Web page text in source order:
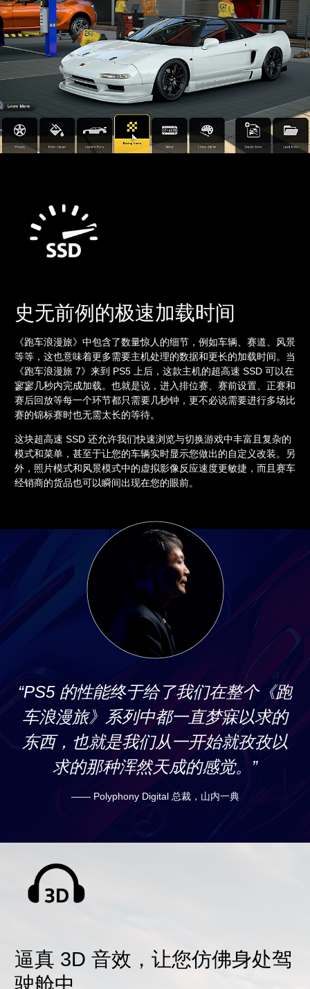
史无前例的极速加载时间
《跑车浪漫旅》中包含了数量惊人的细节，例如车辆、赛道、风景
等等，这也意味着更多需要主机处理的数据和更长的加载时间。当
《跑车浪漫旅 7》来到 PS5 上后，这款主机的超高速 SSD 可以在
寥寥几秒内完成加载。也就是说，进入排位赛、赛前设置、正赛和
赛后回放等每一个环节都只需要几秒钟，更不必说需要进行多场比
赛的锦标赛时也无需太长的等待。
这块超高速 SSD 还允许我们快速浏览与切换游戏中丰富且复杂的
模式和菜单，甚至于让您的车辆实时显示您做出的自定义改装。另
外，照片模式和风景模式中的虚拟影像反应速度更敏捷，而且赛车
经销商的货品也可以瞬间出现在您的眼前。
“PS5 的性能终于给了我们在整个《跑
车浪漫旅》系列中都一直梦寐以求的
东西，也就是我们从一开始就孜孜以
求的那种浑然天成的感觉。”
—— Polyphony Digital 总裁，山内一典
逼真 3D 音效，让您仿佛身处驾
驶舱中